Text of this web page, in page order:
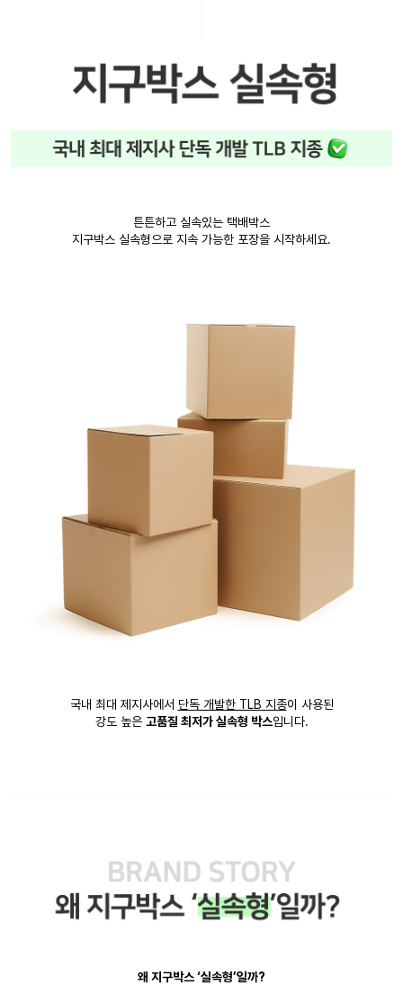
튼튼하고 실속있는 택배박스
지구박스 실속형으로 지속 가능한 포장을 시작하세요.
국내 최대 제지사에서 단독 개발한 TLB 지종이 사용된
강도 높은 고품질 최저가 실속형 박스입니다.
왜 지구박스 ‘실속형’일까?